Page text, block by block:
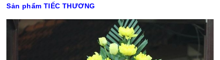
Sản phẩm TIẾC THƯƠNG